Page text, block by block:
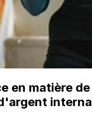
en matière de